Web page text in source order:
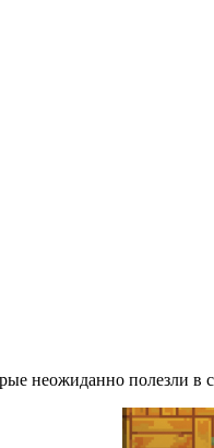
неожиданно полезли в